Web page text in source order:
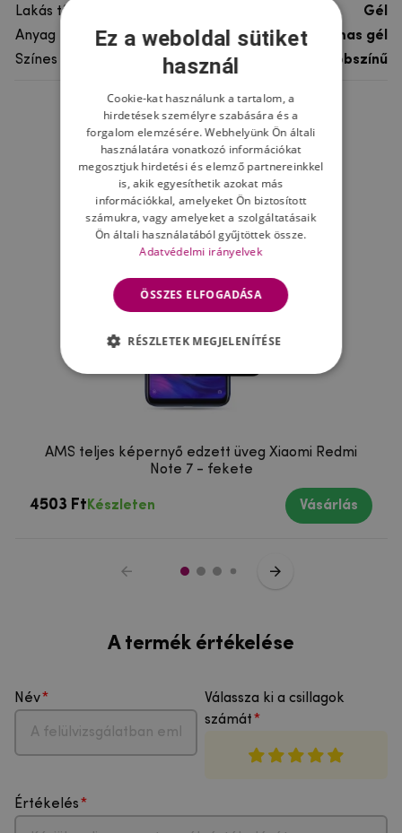
Lakás típusa
Gél
Anyag
rugalmas gél
Színes
többszínű
Ne felejtsd el
AMS teljes képernyő edzett üveg Xiaomi Redmi
Note 7 - fekete
4503 Ft Készleten Vásárlás
A termék értékelése
Név
Válassza ki a csillagok
számát
Értékelés
Ez a weboldal sütiket
használ
Cookie-kat használunk a tartalom, a
hirdetések személyre szabására és a
forgalom elemzésére. Webhelyünk Ön általi
használatára vonatkozó információkat
megosztjuk hirdetési és elemző partnereinkkel
is, akik egyesíthetik azokat más
információkkal, amelyeket Ön biztosított
számukra, vagy amelyeket a szolgáltatásaik
Ön általi használatából gyűjtöttek össze.
Adatvédelmi irányelvek
ÖSSZES ELFOGADÁSA
RÉSZLETEK MEGJELENÍTÉSE